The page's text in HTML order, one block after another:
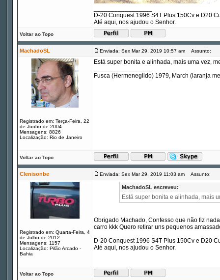
D-20 Conquest 1996 S4T Plus 150Cv e D20
Até aqui, nos ajudou o Senhor.
Voltar ao Topo
MachadoSL Enviada: Sex Mar 29, 2019 10:57 am Assunto:
Registrado em: Terça-Feira, 22
de Junho de 2004
Mensagens: 8826
Localização: Rio de Janeiro
Está super bonita e alinhada, mais uma vez,
Fusca (Hermenegildo) 1979, March (laranja
Voltar ao Topo
Clenisonbe Enviada: Sex Mar 29, 2019 11:03 am Assunto:
Registrado em: Quarta-Feira, 4
de Julho de 2012
Mensagens: 1157
Localização: Pilão Arcado -
Bahia
MachadoSL escreveu:
Está super bonita e alinhada, mais
Obrigado Machado, Confesso que não fiz
carro kkk Quero retirar uns pequenos
D-20 Conquest 1996 S4T Plus 150Cv e D20
Até aqui, nos ajudou o Senhor.
Voltar ao Topo